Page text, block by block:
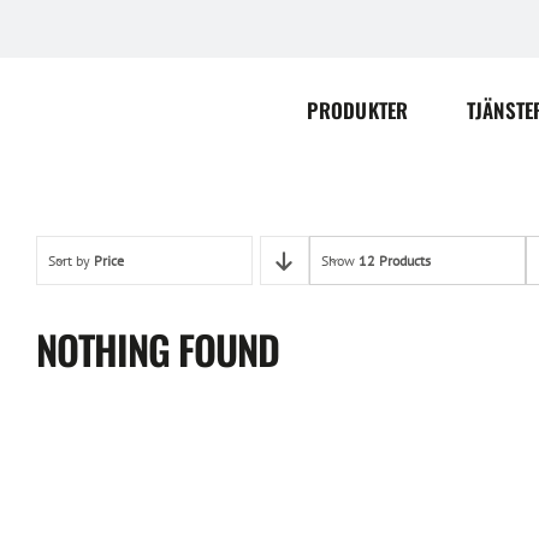
PRODUKTER
Sort by Price Show 12 Products
NOTHING FOUND